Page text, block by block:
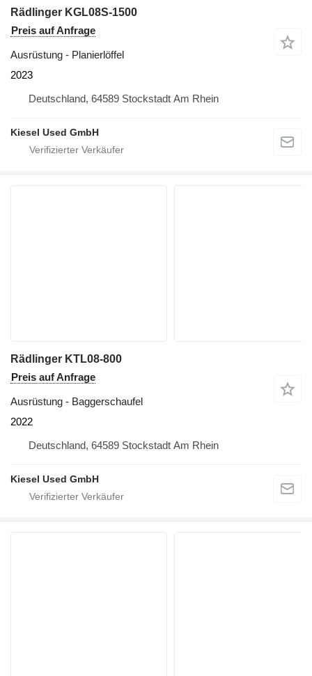
Rädlinger KGL08S-1500
Preis auf Anfrage
Ausrüstung - Planierlöffel
2023
Deutschland, 64589 Stockstadt Am Rhein
Kiesel Used GmbH
Rädlinger KTL08-800
Preis auf Anfrage
Ausrüstung - Baggerschaufel
2022
Deutschland, 64589 Stockstadt Am Rhein
Kiesel Used GmbH